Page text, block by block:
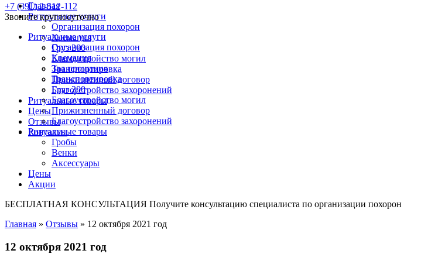
Главная
Ритуальные услуги
Организация похорон
Кремация
Груз 200
Благоустройство могил
Транспортировка
Прижизненный договор
Благоустройство захоронений
Ритуальные товары
Цены
Отзывы
Контакты
+7 (391) 2-512-112
Звоните круглосуточно
Ритуальные услуги
Организация похорон
Кремация
Зал прощания
Транспортировка
Груз 200
Благоустройство могил
Прижизненный договор
Благоустройство захоронений
Ритуальные товары
Гробы
Венки
Аксессуары
Цены
Акции
БЕСПЛАТНАЯ КОНСУЛЬТАЦИЯ Получите консультацию специалиста по организации похорон
Главная » Отзывы » 12 октября 2021 год
12 октября 2021 год